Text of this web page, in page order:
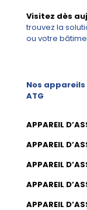
Visitez dès
trouvez la
ou votre
Nos appareils
ATG
APPAREIL
APPAREIL
APPAREIL
APPAREIL
APPAREIL